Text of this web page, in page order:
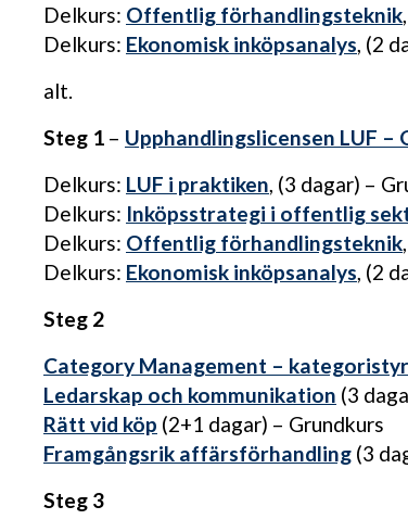
Delkurs: Offentlig förhandlingsteknik
Delkurs: Ekonomisk inköpsanalys , (2
alt.
Steg 1 – Upphandlingslicensen LUF
Delkurs: LUF i praktiken , (3 dagar) –
Delkurs: Inköpsstrategi i offentlig
Delkurs: Offentlig förhandlingsteknik
Delkurs: Ekonomisk inköpsanalys , (2
Steg 2
Category Management –
Ledarskap och kommunikation (3
Rätt vid köp (2+1 dagar) – Grundkurs
Framgångsrik affärsförhandling (3
Steg 3